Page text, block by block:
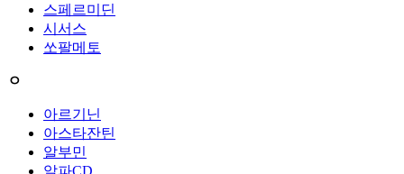
스페르미딘
시서스
쏘팔메토
ㅇ
아르기닌
아스타잔틴
알부민
알파CD